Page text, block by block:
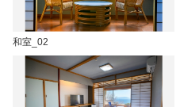
和室_02